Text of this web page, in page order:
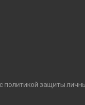
политикой защиты